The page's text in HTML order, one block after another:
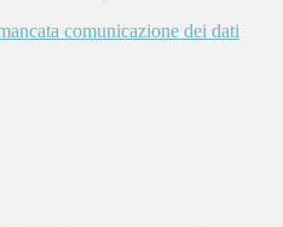
comunicazione dei dati